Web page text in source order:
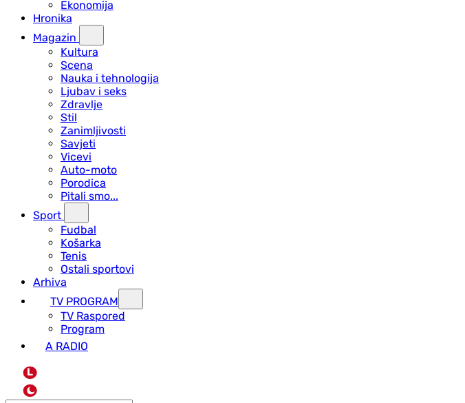
Ekonomija
Hronika
Magazin
Kultura
Scena
Nauka i tehnologija
Ljubav i seks
Zdravlje
Stil
Zanimljivosti
Savjeti
Vicevi
Auto-moto
Porodica
Pitali smo...
Sport
Fudbal
Košarka
Tenis
Ostali sportovi
Arhiva
TV PROGRAM
ТV Raspored
Program
A RADIO
L